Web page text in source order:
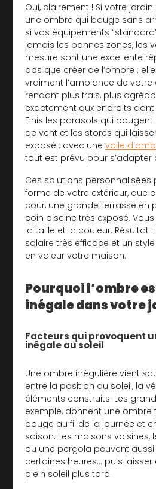
Oui, clairement ! Si votre
une ombre qui bouge sans
si vos équipements
jamais les bonnes zones, les
mesure sont une excellente
pas que créer de l’ombre :
vraiment l’ambiance de votre
rendant plus frais, plus
exactement aux endroits
Finis les parasols qui
de vent et les stores qui
exposé : avec unevoile
tout est prévu pour s’adapter
Ces solutions personnalisées
forme de votre extérieur, que
cour, une grande terrasse en
coin piscine très exposé.
la taille et la couleur. Résultat
solaire très efficace et un
en valeur votre maison.
Pourquoi l’ombre
inégale dans votre
Facteurs qui provoquent
inégale au soleil
Une ombre irrégulière vient
entre la position du soleil, la
éléments construits. Les
exemple, donnent une ombre
bouge au fil de la journée et
saison. Les maisons voisines,
ou une pergola peuvent aussi
certaines heures… puis laisser
plein soleil plus tard.